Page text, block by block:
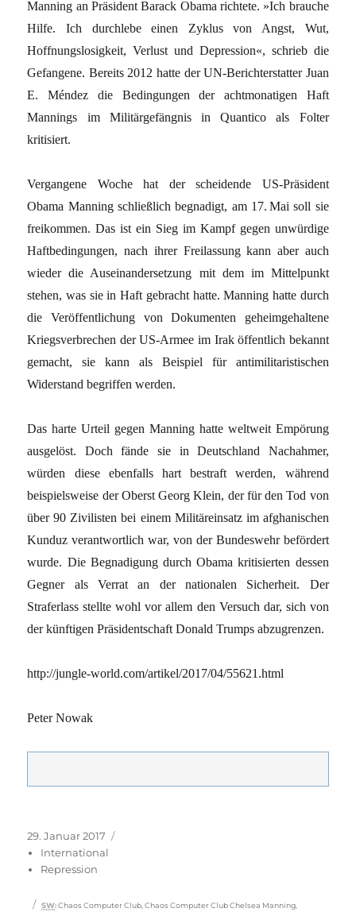
Manning an Präsident Barack Obama richtete. »Ich brauche
Hilfe. Ich durchlebe einen Zyklus von Angst, Wut,
Hoffnungslosigkeit, Verlust und Depression«, schrieb die
Gefangene. Bereits 2012 hatte der UN-Berichterstatter Juan
E. Méndez die Bedingungen der achtmonatigen Haft
Mannings im Militärgefängnis in Quantico als Folter
kritisiert.
Vergangene Woche hat der scheidende US-Präsident
Obama Manning schließlich begnadigt, am 17. Mai soll sie
freikommen. Das ist ein Sieg im Kampf gegen unwürdige
Haftbedingungen, nach ihrer Freilassung kann aber auch
wieder die Auseinandersetzung mit dem im Mittelpunkt
stehen, was sie in Haft gebracht hatte. Manning hatte durch
die Veröffentlichung von Dokumenten geheimgehaltene
Kriegsverbrechen der US-Armee im Irak öffentlich bekannt
gemacht, sie kann als Beispiel für antimilitaristischen
Widerstand begriffen werden.
Das harte Urteil gegen Manning hatte weltweit Empörung
ausgelöst. Doch fände sie in Deutschland Nachahmer,
würden diese ebenfalls hart bestraft werden, während
beispielsweise der Oberst Georg Klein, der für den Tod von
über 90 Zivilisten bei einem Militäreinsatz im afghanischen
Kunduz verantwortlich war, von der Bundeswehr befördert
wurde. Die Begnadigung durch Obama kritisierten dessen
Gegner als Verrat an der nationalen ­Sicherheit. Der
Straferlass stellte wohl vor allem den Versuch dar, sich von
der künftigen Präsidentschaft Donald Trumps abzugrenzen.
http://jungle-world.com/artikel/2017/04/55621.html
Peter Nowak
Veröffentlicht
am
29. Januar 2017
International
Repression
Schlagwörter
SW: Chaos Computer Club ,Chaos Computer Club Chelsea Manning